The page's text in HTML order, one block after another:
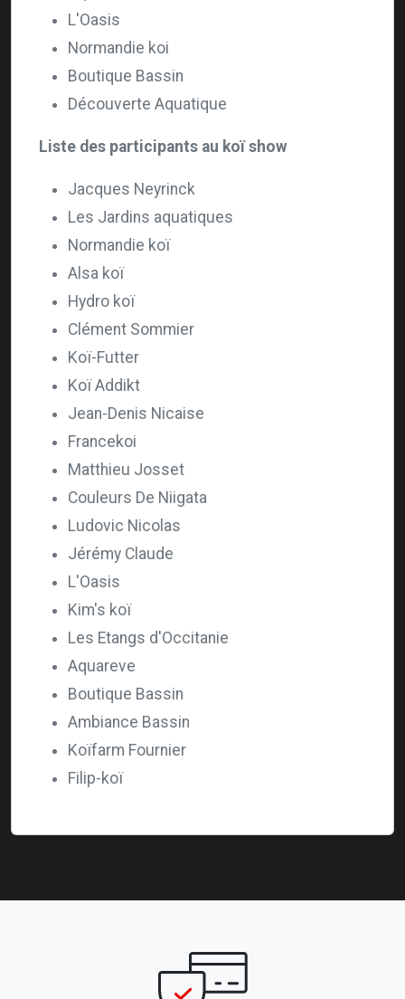
L'Oasis
Normandie koi
Boutique Bassin
Découverte Aquatique
Liste des participants au koï show
Jacques Neyrinck
Les Jardins aquatiques
Normandie koï
Alsa koï
Hydro koï
Clément Sommier
Koï-Futter
Koï Addikt
Jean-Denis Nicaise
Francekoi
Matthieu Josset
Couleurs De Niigata
Ludovic Nicolas
Jérémy Claude
L'Oasis
Kim's koï
Les Etangs d'Occitanie
Aquareve
Boutique Bassin
Ambiance Bassin
Koïfarm Fournier
Filip-koï